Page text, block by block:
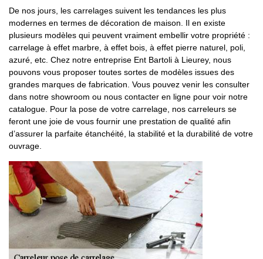
De nos jours, les carrelages suivent les tendances les plus
modernes en termes de décoration de maison. Il en existe
plusieurs modèles qui peuvent vraiment embellir votre propriété :
carrelage à effet marbre, à effet bois, à effet pierre naturel, poli,
azuré, etc. Chez notre entreprise Ent Bartoli à Lieurey, nous
pouvons vous proposer toutes sortes de modèles issues des
grandes marques de fabrication. Vous pouvez venir les consulter
dans notre showroom ou nous contacter en ligne pour voir notre
catalogue. Pour la pose de votre carrelage, nos carreleurs se
feront une joie de vous fournir une prestation de qualité afin
d’assurer la parfaite étanchéité, la stabilité et la durabilité de votre
ouvrage.